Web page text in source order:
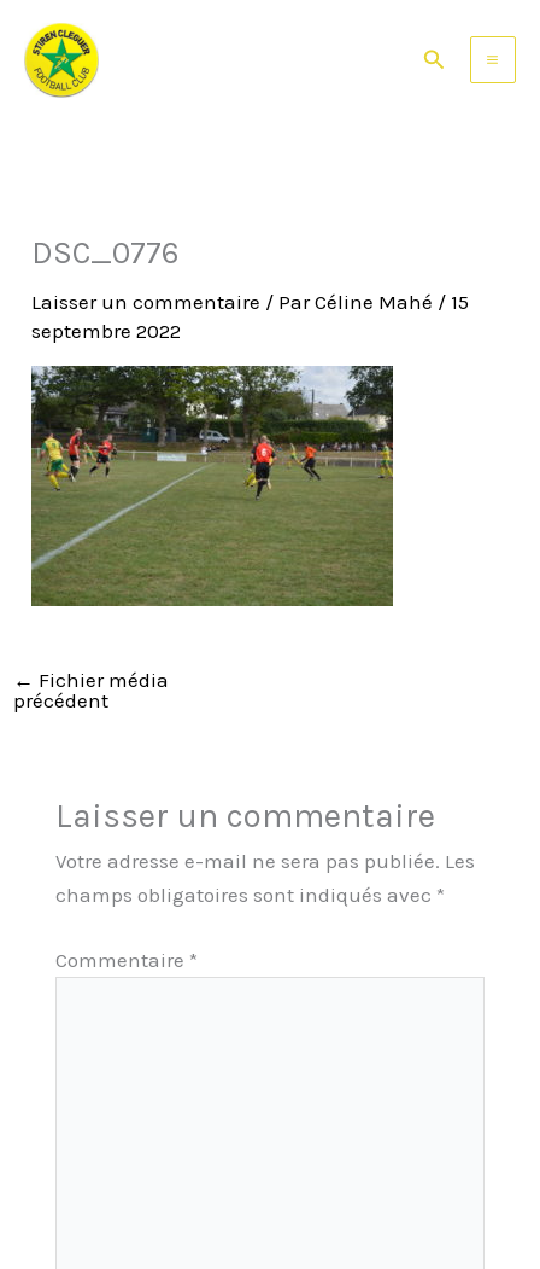
contenu
Rechercher
DSC_0776
Laisser un commentaire / ParCéline Mahé / 15
septembre 2022
← Fichier média
précédent
Laisser un commentaire
Votre adresse e-mail ne sera pas publiée. Les
champs obligatoires sont indiqués avec *
Commentaire *